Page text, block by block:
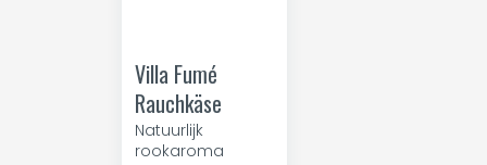
Villa Fumé
Rauchkäse
Natuurlijk
rookaroma